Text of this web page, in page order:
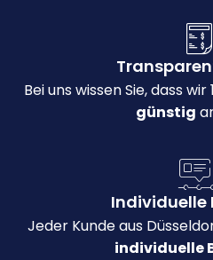
Bei uns wissen Sie, dass wir
günstig
Individuelle
Jeder Kunde aus
individuelle